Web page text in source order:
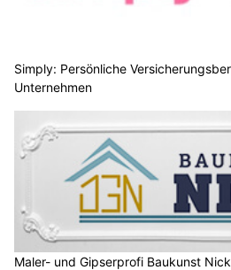
Simply: Persönliche
Unternehmen
Maler- und Gipserprofi Baukunst